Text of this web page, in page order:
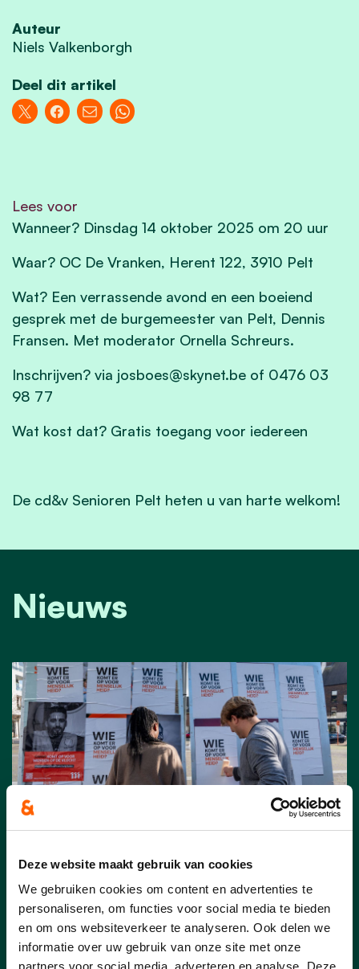
Deze website maakt gebruik van cookies
We gebruiken cookies om content en advertenties te
personaliseren, om functies voor social media te bieden
en om ons websiteverkeer te analyseren. Ook delen we
informatie over uw gebruik van onze site met onze
partners voor social media, adverteren en analyse. Deze
Auteur
Niels Valkenborgh
Deel dit artikel
Lees voor
Wanneer? Dinsdag 14 oktober 2025 om 20 uur
Waar? OC De Vranken, Herent 122, 3910 Pelt
Wat? Een verrassende avond en een boeiend
gesprek met de burgemeester van Pelt, Dennis
Fransen. Met moderator Ornella Schreurs.
Inschrijven? via josboes@skynet.be of 0476 03
98 77
Wat kost dat? Gratis toegang voor iedereen
De cd&v Senioren Pelt heten u van harte welkom!
Nieuws
Pelt scoort in Vlaamse top-
15 voor 11.11.11
23/07/26